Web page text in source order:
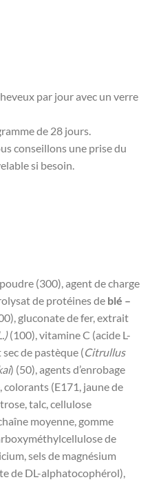
par jour avec un verre
de 28 jours.
conseillons une prise du
si besoin.
(300), agent de charge
de protéines de blé –
gluconate de fer, extrait
(100), vitamine C (acide L-
de pastèque (Citrullus
) (50), agents d’enrobage
(E171, jaune de
talc, cellulose
moyenne, gomme
de
sels de magnésium
de DL-alphatocophérol),